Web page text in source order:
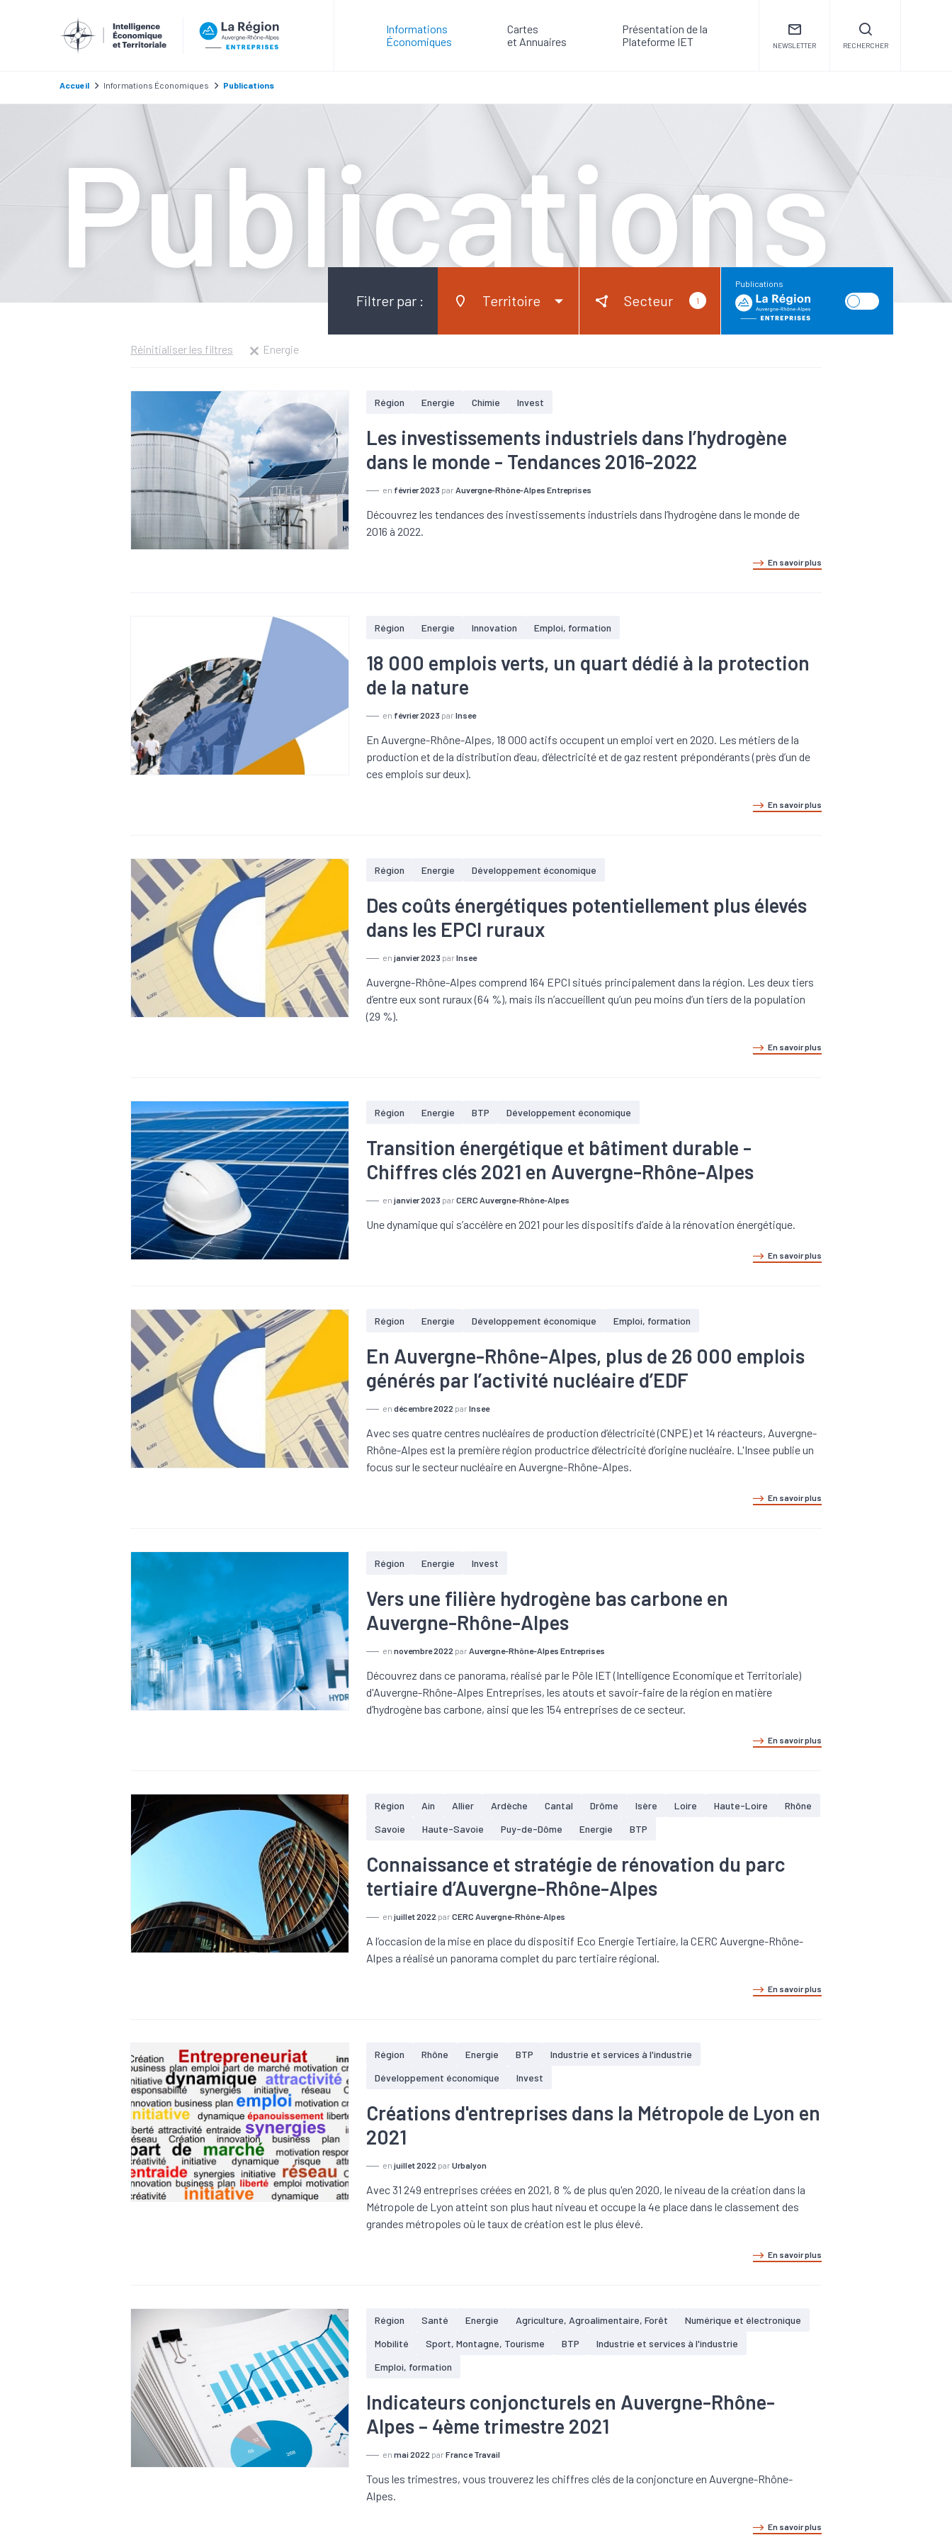
Informations
Économiques
Cartes
et Annuaires
Présentation de la
Plateforme IET
NEWSLETTER RECHERCHER
Accueil Informations Économiques Publications
Publications
Filtrer par : Territoire Secteur 1
Publications
Réinitialiser les filtres Energie
Région Energie Chimie Invest
Les investissements industriels dans l’hydrogène
dans le monde - Tendances 2016-2022
en février 2023 parAuvergne-Rhône-Alpes Entreprises
Découvrez les tendances des investissements industriels dans l’hydrogène dans le monde de
2016 à 2022.
En savoir plus
Région Energie Innovation Emploi, formation
18 000 emplois verts, un quart dédié à la protection
de la nature
en février 2023 parInsee
En Auvergne-Rhône-Alpes, 18 000 actifs occupent un emploi vert en 2020. Les métiers de la
production et de la distribution d’eau, d’électricité et de gaz restent prépondérants (près d’un de
ces emplois sur deux).
En savoir plus
Région Energie Développement économique
Des coûts énergétiques potentiellement plus élevés
dans les EPCI ruraux
enjanvier 2023 parInsee
Auvergne-Rhône-Alpes comprend 164 EPCI situés principalement dans la région. Les deux tiers
d’entre eux sont ruraux (64 %), mais ils n’accueillent qu’un peu moins d’un tiers de la population
(29 %).
En savoir plus
Région Energie BTP Développement économique
Transition énergétique et bâtiment durable -
Chiffres clés 2021 en Auvergne-Rhône-Alpes
enjanvier 2023 parCERC Auvergne-Rhône-Alpes
Une dynamique qui s’accélère en 2021 pour les dispositifs d’aide à la rénovation énergétique.
En savoir plus
Région Energie Développement économique Emploi, formation
En Auvergne-Rhône-Alpes, plus de 26 000 emplois
générés par l’activité nucléaire d’EDF
endécembre 2022 parInsee
Avec ses quatre centres nucléaires de production d’électricité (CNPE) et 14 réacteurs, Auvergne-
Rhône-Alpes est la première région productrice d’électricité d’origine nucléaire. L'Insee publie un
focus sur le secteur nucléaire en Auvergne-Rhône-Alpes.
En savoir plus
Région Energie Invest
Vers une filière hydrogène bas carbone en
Auvergne-Rhône-Alpes
ennovembre 2022 parAuvergne-Rhône-Alpes Entreprises
Découvrez dans ce panorama, réalisé par le Pôle IET (Intelligence Economique et Territoriale)
d'Auvergne-Rhône-Alpes Entreprises, les atouts et savoir-faire de la région en matière
d’hydrogène bas carbone, ainsi que les 154 entreprises de ce secteur.
En savoir plus
Région Ain Allier Ardèche Cantal Drôme Isère Loire Haute-Loire
Rhône
Savoie
Haute-Savoie Puy-de-Dôme Energie BTP
Connaissance et stratégie de rénovation du parc
tertiaire d’Auvergne-Rhône-Alpes
enjuillet 2022 parCERC Auvergne-Rhône-Alpes
A l’occasion de la mise en place du dispositif Eco Energie Tertiaire, la CERC Auvergne-Rhône-
Alpes a réalisé un panorama complet du parc tertiaire régional.
En savoir plus
Région Rhône Energie BTP
Industrie et services à l'industrie
Développement économique
Invest
Créations d'entreprises dans la Métropole de Lyon en
2021
enjuillet 2022 parUrbalyon
Avec 31 249 entreprises créées en 2021, 8 % de plus qu'en 2020, le niveau de la création dans la
Métropole de Lyon atteint son plus haut niveau et occupe la 4e place dans le classement des
grandes métropoles où le taux de création est le plus élevé.
En savoir plus
Région Santé Energie Agriculture, Agroalimentaire, Forêt
Numérique et électronique
Mobilité
Sport, Montagne, Tourisme BTP
Industrie et services à l'industrie
Emploi, formation
Indicateurs conjoncturels en Auvergne-Rhône-
Alpes – 4ème trimestre 2021
enmai 2022 parFrance Travail
Tous les trimestres, vous trouverez les chiffres clés de la conjoncture en Auvergne-Rhône-
Alpes.
En savoir plus